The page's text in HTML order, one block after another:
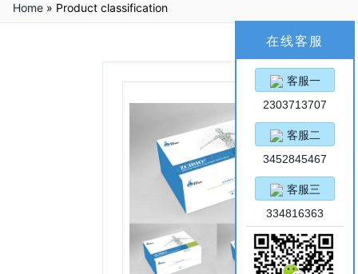
Home » Product classification
在线客服
客服一
2303713707
客服二
3452845467
客服三
334816363